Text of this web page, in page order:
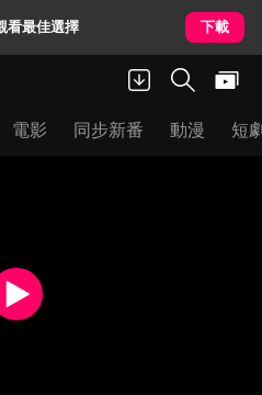
看最佳選擇 下載
電影 同步新番 動漫 短